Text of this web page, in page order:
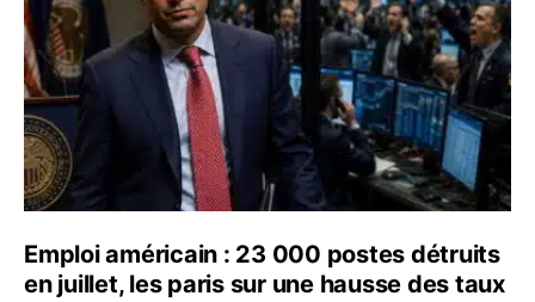
Emploi américain : 23 000 postes détruits
en juillet, les paris sur une hausse des taux